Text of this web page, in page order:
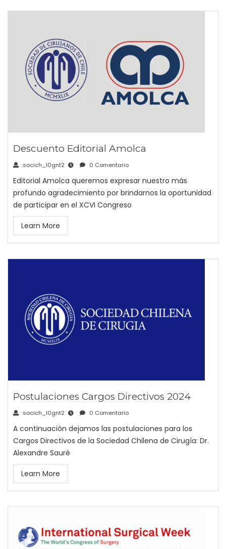
Descuento Editorial Amolca
socich_l0gnt2 0 Comentario
Editorial Amolca queremos expresar nuestro más
profundo agradecimiento por brindarnos la oportunidad
de participar en el XCVI Congreso
Learn More
Postulaciones Cargos Directivos 2024
socich_l0gnt2 0 Comentario
A continuación dejamos las postulaciones para los
Cargos Directivos de la Sociedad Chilena de Cirugía: Dr.
Alexandre Sauré
Learn More